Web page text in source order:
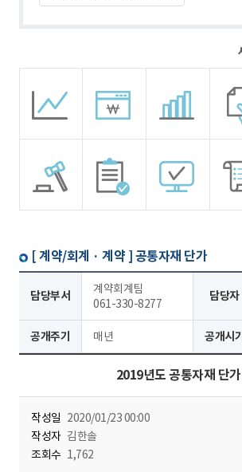
[ 계약/회계 · 계약 ] 공통자재 단가
담당부서
계약회계팀
061-330-8277
담당자
공개주기 매년 공개시기
2019년도 공통자재 단가
작성일 2020/01/23 00:00
작성자 김한솔
조회수 1,762